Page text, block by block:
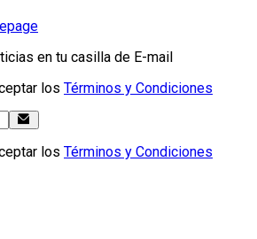
en tu casilla de E-mail
los Términos y Condiciones
los Términos y Condiciones